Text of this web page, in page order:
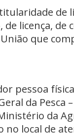
de
de licença,
que
pessoa
da Pesca
da
no local de